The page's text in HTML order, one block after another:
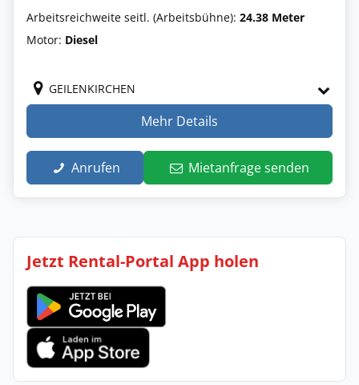
Arbeitsreichweite seitl. (Arbeitsbühne): 24.38 Meter
Motor: Diesel
GEILENKIRCHEN
Mehr Details
Anrufen Mietanfrage senden
Jetzt Rental-Portal App holen